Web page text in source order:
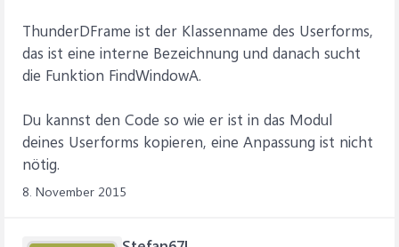
ThunderDFrame ist der Klassenname des Userforms,
das ist eine interne Bezeichnung und danach sucht
die Funktion FindWindowA.
Du kannst den Code so wie er ist in das Modul
deines Userforms kopieren, eine Anpassung ist nicht
nötig.
8. November 2015